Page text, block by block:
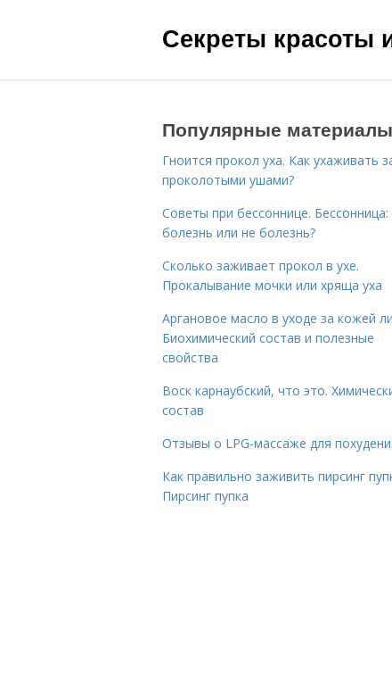
Секреты красоты
Популярные материалы
Гноится прокол уха. Как ухаживать
проколотыми ушами?
Советы при бессоннице. Бессонница:
болезнь или не болезнь?
Сколько заживает прокол в ухе.
Прокалывание мочки или хряща уха
Аргановое масло в уходе за кожей
Биохимический состав и полезные
свойства
Воск карнаубский, что это.
состав
Отзывы о LPG-массаже для
Как правильно заживить пирсинг
Пирсинг пупка